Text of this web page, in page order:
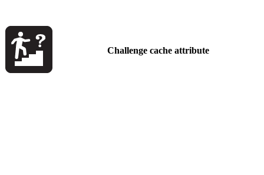
Challenge cache attribute